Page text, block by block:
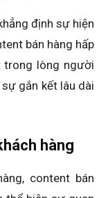
định sự hiện
bán hàng hấp
trong lòng người
gắn kết lâu dài
hàng
content bán